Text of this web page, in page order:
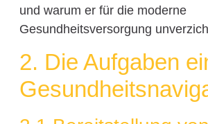
und warum er für die moderne
Gesundheitsversorgung
2. Die Aufgaben